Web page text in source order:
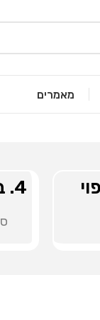
מאמרים
4. בחר מוצרים משלימים